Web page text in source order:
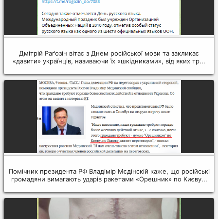
Дмітрій Раґозін вітає з Днем російської мови та закликає
«давити» українців, називаючи їх «шкідниками», від яких тр...
Помічник президента РФ Владімір Мєдінскій каже, що російські
громадяни вимагають ударів ракетами «Орешник» по Києву...